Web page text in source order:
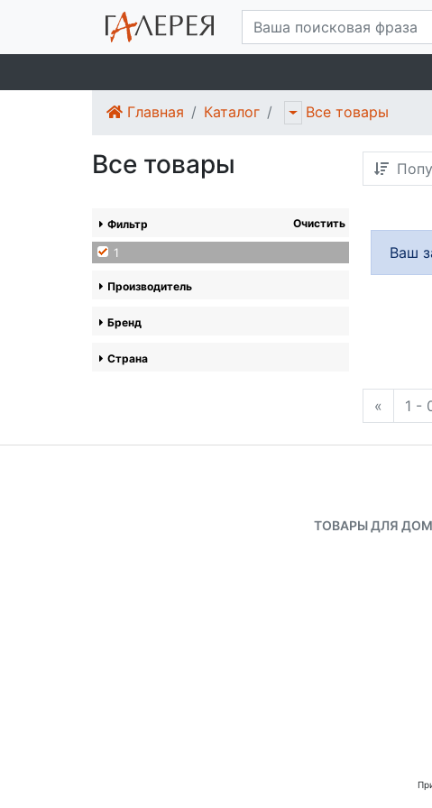
Главная Каталог Все товары
Все товары
Фильтр Очистить
1
Производитель
Бренд
Страна
Ваш
« 1 -
ТОВАРЫ ДЛЯ